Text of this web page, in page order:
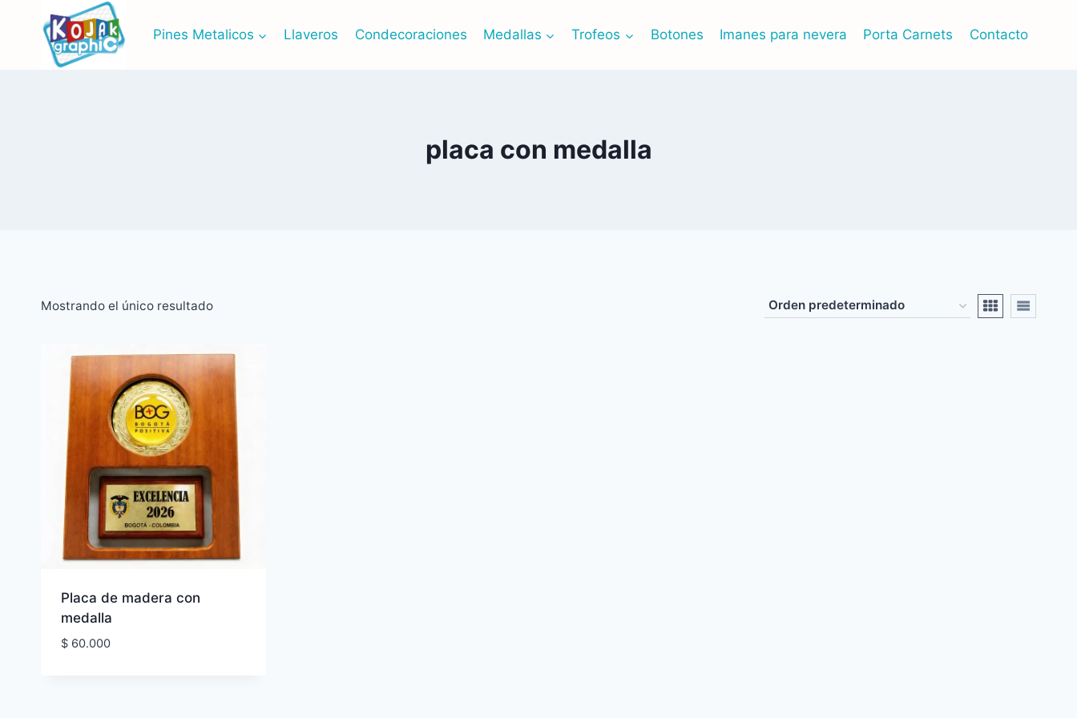
contenido
Pines Metalicos Llaveros Condecoraciones Medallas Trofeos Botones Imanes para nevera Porta Carnets Contacto
placa con medalla
Mostrando el único resultado
Placa de madera con
medalla
$60.000